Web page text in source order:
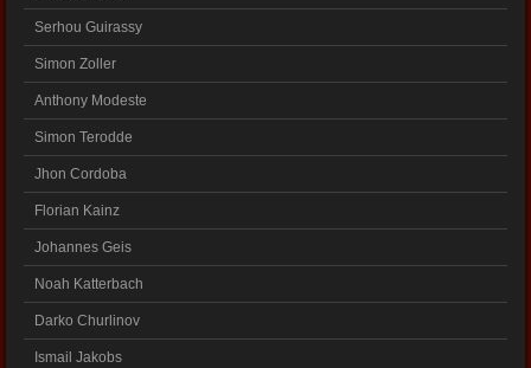
Serhou Guirassy
Simon Zoller
Anthony Modeste
Simon Terodde
Jhon Cordoba
Florian Kainz
Johannes Geis
Noah Katterbach
Darko Churlinov
Ismail Jakobs